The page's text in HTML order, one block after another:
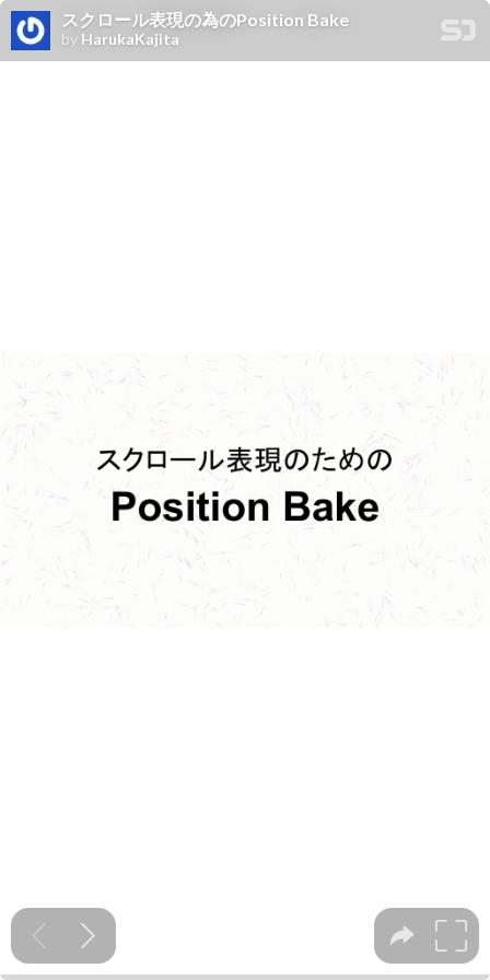
スクロール表現の為のPosition Bake
by HarukaKajita